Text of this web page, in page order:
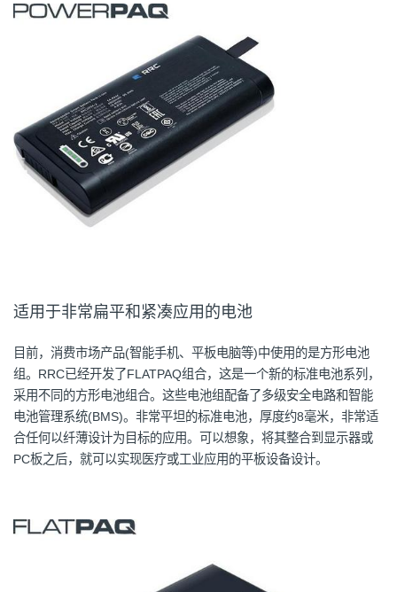
适用于非常扁平和紧凑应用的电池
目前，消费市场产品(智能手机、平板电脑等)中使用的是方形电池
组。RRC已经开发了FLATPAQ组合，这是一个新的标准电池系列，
采用不同的方形电池组合。这些电池组配备了多级安全电路和智能
电池管理系统(BMS)。非常平坦的标准电池，厚度约8毫米，非常适
合任何以纤薄设计为目标的应用。可以想象，将其整合到显示器或
PC板之后，就可以实现医疗或工业应用的平板设备设计。